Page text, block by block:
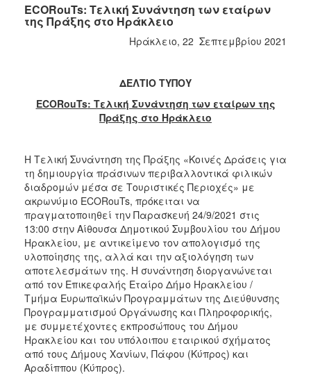
2022
2018
2015
2013
2012
2011
2010
2006
ΤΟΠΟΣ
ECORouTs: Τελική Συνάντηση των εταίρων
της Πράξης στο Ηράκλειο
Ηράκλειο, 22 Σεπτεμβρίου 2021
ΔΕΛΤΙΟ ΤΥΠΟΥ
ECORouTs: Τελική Συνάντηση των εταίρων της
Πράξης στο Ηράκλειο
Η Τελική Συνάντηση της Πράξης «Κοινές Δράσεις για
τη δημιουργία πράσινων περιβαλλοντικά φιλικών
διαδρομών μέσα σε Τουριστικές Περιοχές» με
ακρωνύμιο ECORouTs, πρόκειται να
πραγματοποιηθεί την Παρασκευή 24/9/2021 στις
13:00 στην Αίθουσα Δημοτικού Συμβουλίου του Δήμου
Ηρακλείου, με αντικείμενο τον απολογισμό της
υλοποίησης της, αλλά και την αξιολόγηση των
αποτελεσμάτων της. Η συνάντηση διοργανώνεται
από τον Επικεφαλής Εταίρο Δήμο Ηρακλείου /
Τμήμα Ευρωπαϊκών Προγραμμάτων της Διεύθυνσης
Προγραμματισμού Οργάνωσης και Πληροφορικής,
με συμμετέχοντες εκπροσώπους του Δήμου
Ηρακλείου και του υπόλοιπου εταιρικού σχήματος
από τους Δήμους Χανίων, Πάφου (Κύπρος) και
Αραδίππου (Κύπρος).